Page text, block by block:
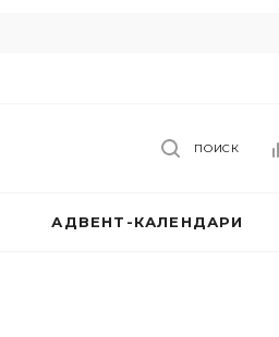
ПОИСК
АДВЕНТ-КАЛЕНДАРИ